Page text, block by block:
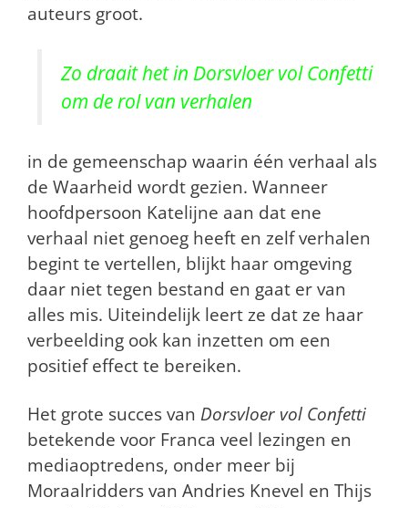
auteurs groot.
Zo draait het in Dorsvloer vol Confetti
om de rol van verhalen
in de gemeenschap waarin één verhaal als
de Waarheid wordt gezien. Wanneer
hoofdpersoon Katelijne aan dat ene
verhaal niet genoeg heeft en zelf verhalen
begint te vertellen, blijkt haar omgeving
daar niet tegen bestand en gaat er van
alles mis. Uiteindelijk leert ze dat ze haar
verbeelding ook kan inzetten om een
positief effect te bereiken.
Het grote succes van Dorsvloer vol Confetti
betekende voor Franca veel lezingen en
mediaoptredens, onder meer bij
Moraalridders van Andries Knevel en Thijs